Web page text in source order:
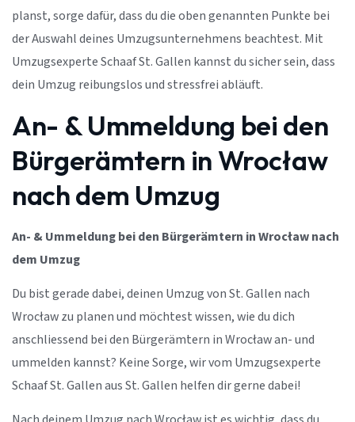
planst, sorge dafür, dass du die oben genannten Punkte bei
der Auswahl deines Umzugsunternehmens beachtest. Mit
Umzugsexperte Schaaf St. Gallen kannst du sicher sein, dass
dein Umzug reibungslos und stressfrei abläuft.
An- & Ummeldung bei den
Bürgerämtern in Wrocław
nach dem Umzug
An- & Ummeldung bei den Bürgerämtern in Wrocław nach
dem Umzug
Du bist gerade dabei, deinen Umzug von St. Gallen nach
Wrocław zu planen und möchtest wissen, wie du dich
anschliessend bei den Bürgerämtern in Wrocław an- und
ummelden kannst? Keine Sorge, wir vom Umzugsexperte
Schaaf St. Gallen aus St. Gallen helfen dir gerne dabei!